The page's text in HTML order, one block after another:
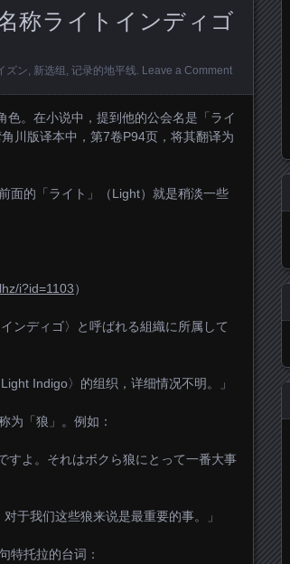
称ライトインディゴ
ズン, 新选组 , 记录的地平线. Leave a Comment
。在小说中，提到他的公会名是「ライ
川版译本中，第7卷P94页，将其翻译为
面的「ライト」（Light）就是稍淡一些
i?id=1103）
ンディゴ〉と呼ばれる組織に所属して
Indigo〉的组织，详细情况不明。」
为「狼」。例如：
すよ。それはボクら狼にとって一番大事
于我们这些狼来说是最重要的事。」
特托拉的台词：